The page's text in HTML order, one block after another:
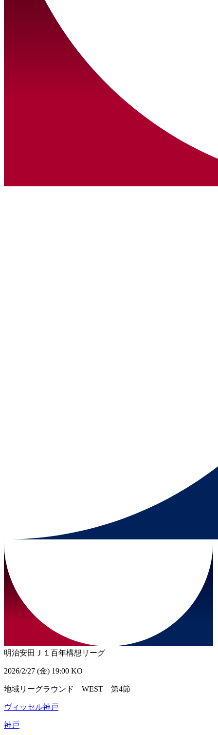
明治安田Ｊ１百年構想リーグ
2026/2/27 (金) 19:00 KO
地域リーグラウンド WEST 第4節
ヴィッセル神戸
神戸